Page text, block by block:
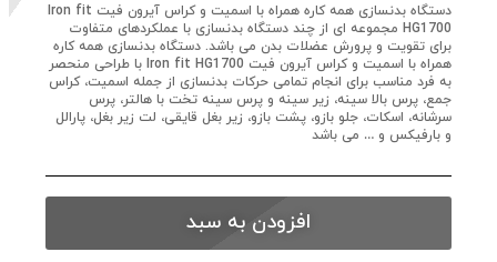
دستگاه بدنسازی همه کاره همراه با اسمیت و کراس آیرون فیت Iron fit
HG1700 مجموعه ای از چند دستگاه بدنسازی با عملکردهای متفاوت
برای تقویت و پرورش عضلات بدن می باشد. دستگاه بدنسازی همه کاره
همراه با اسمیت و کراس آیرون فیت Iron fit HG1700 با طراحی منحصر
به فرد مناسب برای انجام تمامی حرکات بدنسازی از جمله اسمیت، کراس
جمع، پرس بالا سینه، زیر سینه و پرس سینه تخت با هالتر، پرس
سرشانه، اسکات، جلو بازو، پشت بازو، زیر بغل قایقی، لت زیر بغل، پارالل
و بارفیکس و … می باشد
افزودن به سبد